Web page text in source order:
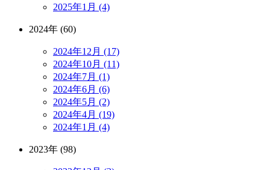
2025年1月 (4)
2024年 (60)
2024年12月 (17)
2024年10月 (11)
2024年7月 (1)
2024年6月 (6)
2024年5月 (2)
2024年4月 (19)
2024年1月 (4)
2023年 (98)